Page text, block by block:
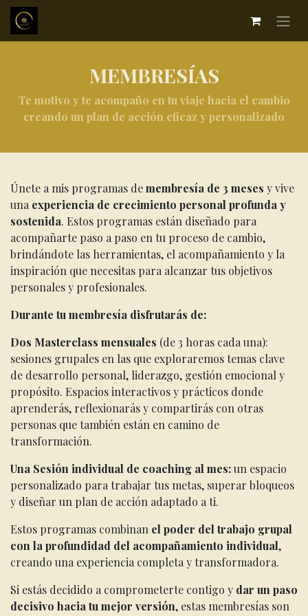
MEMBRESÍAS
Te motivo y te acompaño en tu viaje hacia el cambio
creando un plan de acción eficaz y personalizado
Únete a mis programas demembresía de 3 meses y vive
una experiencia de crecimiento personal profunda y
sostenida. Estos programas están diseñado para
acompañarte paso a paso en tu proceso de cambio,
brindándote las herramientas, el acompañamiento y la
inspiración que necesitas para alcanzar tus objetivos
personales y profesionales.
Durante tu membresía disfrutarás de:
Dos Masterclass mensuales (de 3 horas cada una):
sesiones grupales en las que exploraremos temas clave
de desarrollo personal, liderazgo, gestión emocional y
propósito. Espacios interactivos y prácticos donde
aprenderás, reflexionarás y compartirás con otras
personas que también están en camino de
transformación.
Una Sesión individual de coaching al mes:un espacio
personalizado para trabajar tus metas, superar bloqueos
y diseñar un plan de acción adaptado a ti.
Estos programas combinan el poder del trabajo grupal
con la profundidad del acompañamiento individual,
creando una experiencia completa y transformadora.
Si estás decidido a comprometerte contigo y dar un paso
decisivo hacia tu mejor versión, estas membresías son